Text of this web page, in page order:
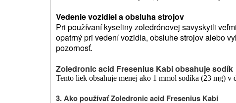
Vedenie vozidiel a obsluha strojov
Pri používaní kyseliny zoledrónovej savyskytli
opatrný pri vedení vozidla, obsluhe strojov alebo
pozornosť.
Zoledronic acid Fresenius Kabi obsahuje sodík
Tento liek obsahuje menej ako 1 mmol sodíka (23 mg) v
3. Ako používať Zoledronic acid Fresenius Kabi